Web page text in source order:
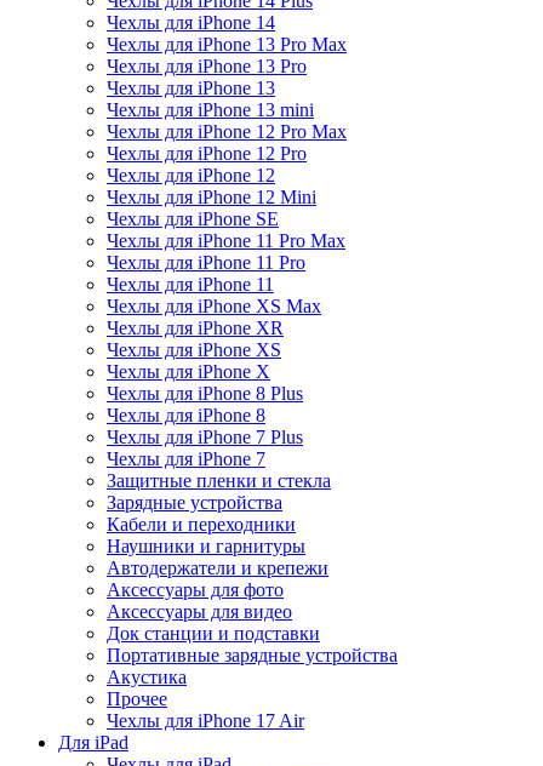
Чехлы для iPhone 14
Чехлы для iPhone 13 Pro Max
Чехлы для iPhone 13 Pro
Чехлы для iPhone 13
Чехлы для iPhone 13 mini
Чехлы для iPhone 12 Pro Max
Чехлы для iPhone 12 Pro
Чехлы для iPhone 12
Чехлы для iPhone 12 Mini
Чехлы для iPhone SE
Чехлы для iPhone 11 Pro Max
Чехлы для iPhone 11 Pro
Чехлы для iPhone 11
Чехлы для iPhone XS Max
Чехлы для iPhone XR
Чехлы для iPhone XS
Чехлы для iPhone X
Чехлы для iPhone 8 Plus
Чехлы для iPhone 8
Чехлы для iPhone 7 Plus
Чехлы для iPhone 7
Защитные пленки и стекла
Зарядные устройства
Кабели и переходники
Наушники и гарнитуры
Автодержатели и крепежи
Аксессуары для фото
Аксессуары для видео
Док станции и подставки
Портативные зарядные устройства
Акустика
Прочее
Чехлы для iPhone 17 Air
Для iPad